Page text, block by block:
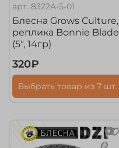
арт. 8322А-5-01
Блесна Grows Culture,
реплика Bonnie Blade
(5", 14гр)
320₽
Выбрать товар из 7 шт.